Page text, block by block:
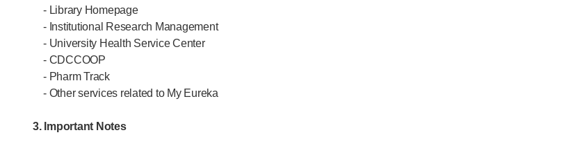
- Library Homepage
- Institutional Research Management
- University Health Service Center
- CDCCOOP
- Pharm Track
- Other services related to My Eureka
3. Important Notes